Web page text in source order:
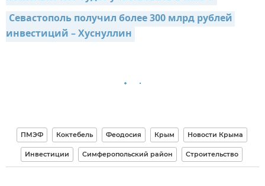
Севастополь получил более 300 млрд рублей
инвестиций – Хуснуллин
ПМЭФ Коктебель Феодосия Крым Новости Крыма
Инвестиции Симферопольский район Строительство